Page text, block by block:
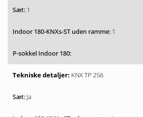
1
1
KNX TP 256
Ja